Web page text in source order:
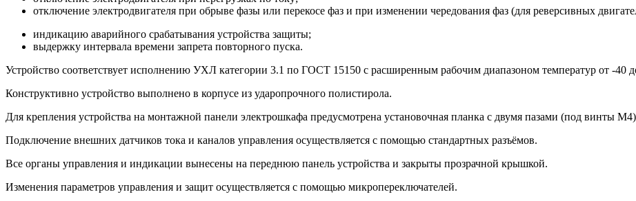
отключение электродвигателя при обрыве фазы или перекосе фаз и при изменении чередования фаз (для реверсивных
индикацию аварийного срабатывания устройства защиты;
выдержку интервала времени запрета повторного пуска.
Устройство соответствует исполнению УХЛ категории 3.1 по ГОСТ 15150 с расширенным рабочим диапазоном температур от -40
Конструктивно устройство выполнено в корпусе из ударопрочного полистирола.
Для крепления устройства на монтажной панели электрошкафа предусмотрена установочная планка с двумя пазами (под винты
Подключение внешних датчиков тока и каналов управления осуществляется с помощью стандартных разъёмов.
Все органы управления и индикации вынесены на переднюю панель устройства и закрыты прозрачной крышкой.
Изменения параметров управления и защит осуществляется с помощью микропереключателей.